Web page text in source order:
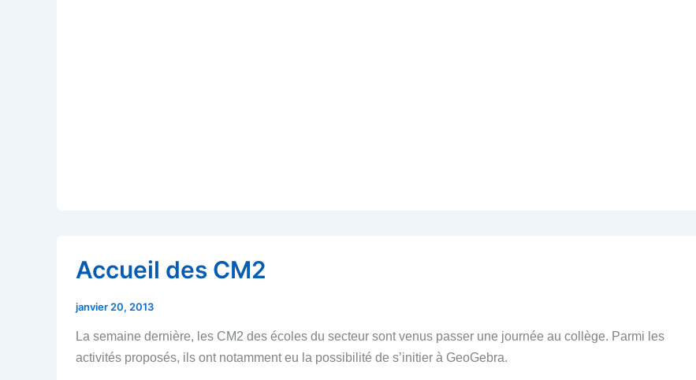
Accueil des CM2
janvier 20, 2013
La semaine dernière, les CM2 des écoles du secteur sont venus passer une journée au collège. Parmi les
activités proposés, ils ont notamment eu la possibilité de s’initier à GeoGebra.